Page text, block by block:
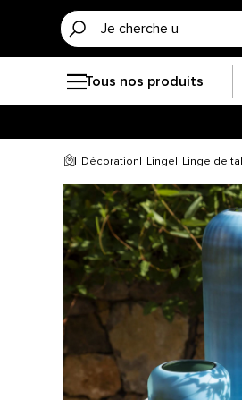
Tous nos produits
Décoration Linge Linge de